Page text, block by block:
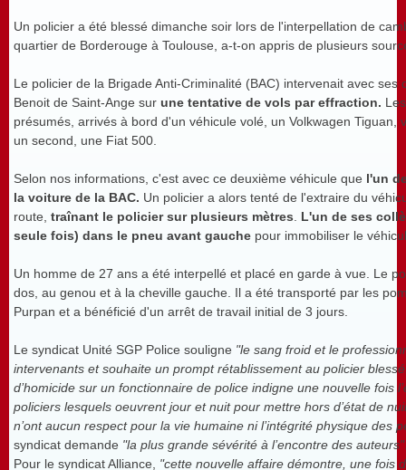
Un policier a été blessé dimanche soir lors de l'interpellation de
quartier de Borderouge à Toulouse, a-t-on appris de plusieurs
Le policier de la Brigade Anti-Criminalité (BAC) intervenait avec ses
Benoit de Saint-Ange sur une tentative de vols par effraction.
présumés, arrivés à bord d'un véhicule volé, un Volkwagen Tiguan,
un second, une Fiat 500.
Selon nos informations, c'est avec ce deuxième véhicule que l'un
la voiture de la BAC. Un policier a alors tenté de l'extraire du
route, traînant le policier sur plusieurs mètres
L'un de ses
seule fois) dans le pneu avant gauche pour immobiliser le
Un homme de 27 ans a été interpellé et placé en garde à vue. Le
dos, au genou et à la cheville gauche. Il a été transporté par les
Purpan et a bénéficié d'un arrêt de travail initial de 3 jours.
Le syndicat Unité SGP Police souligne "le sang froid et le
intervenants et souhaite un prompt rétablissement au policier
d’homicide sur un fonctionnaire de police indigne une nouvelle fois
policiers lesquels oeuvrent jour et nuit pour mettre hors d’état de
n’ont aucun respect pour la vie humaine ni l’intégrité physique des
syndicat demande "la plus grande sévérité à l’encontre des auteurs"
Pour le syndicat Alliance, "cette nouvelle affaire démontre, une fois